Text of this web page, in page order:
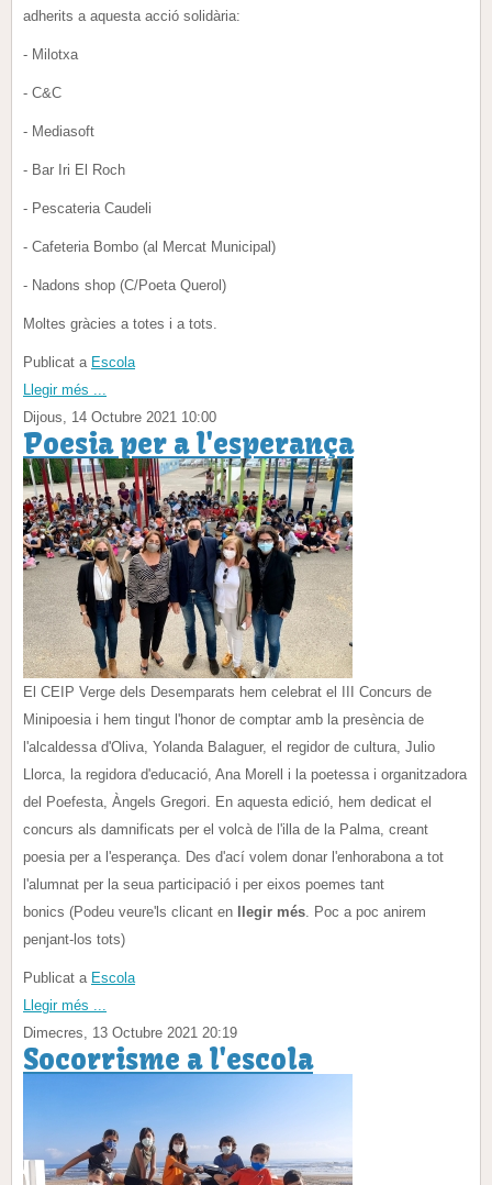
adherits a aquesta acció solidària:
- Milotxa
- C&C
- Mediasoft
- Bar Iri El Roch
- Pescateria Caudeli
- Cafeteria Bombo (al Mercat Municipal)
- Nadons shop (C/Poeta Querol)
Moltes gràcies a totes i a tots.
Publicat a Escola
Llegir més ...
Dijous, 14 Octubre 2021 10:00
Poesia per a l'esperança
El CEIP Verge dels Desemparats hem celebrat el III Concurs de
Minipoesia i hem tingut l'honor de comptar amb la presència de
l'alcaldessa d'Oliva, Yolanda Balaguer, el regidor de cultura, Julio
Llorca, la regidora d'educació, Ana Morell i la poetessa i organitzadora
del Poefesta, Àngels Gregori. En aquesta edició, hem dedicat el
concurs als damnificats per el volcà de l'illa de la Palma, creant
poesia per a l'esperança. Des d'ací volem donar l'enhorabona a tot
l'alumnat per la seua participació i per eixos poemes tant
bonics (Podeu veure'ls clicant en
llegir més. Poc a poc anirem
penjant-los tots)
Publicat a Escola
Llegir més ...
Dimecres, 13 Octubre 2021 20:19
Socorrisme a l'escola